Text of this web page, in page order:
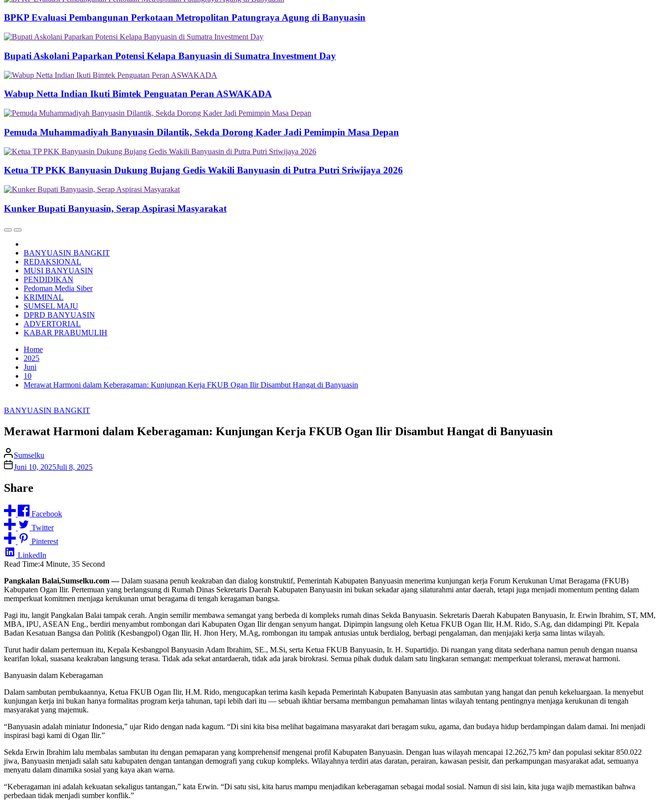
BPKP Evaluasi Pembangunan Perkotaan Metropolitan Patungraya Agung di Banyuasin
Bupati Askolani Paparkan Potensi Kelapa Banyuasin di Sumatra Investment Day
Wabup Netta Indian Ikuti Bimtek Penguatan Peran ASWAKADA
Pemuda Muhammadiyah Banyuasin Dilantik, Sekda Dorong Kader Jadi Pemimpin Masa Depan
Ketua TP PKK Banyuasin Dukung Bujang Gedis Wakili Banyuasin di Putra Putri Sriwijaya 2026
Kunker Bupati Banyuasin, Serap Aspirasi Masyarakat
BANYUASIN BANGKIT
REDAKSIONAL
MUSI BANYUASIN
PENDIDIKAN
Pedoman Media Siber
KRIMINAL
SUMSEL MAJU
DPRD BANYUASIN
ADVERTORIAL
KABAR PRABUMULIH
Home
2025
Juni
10
Merawat Harmoni dalam Keberagaman: Kunjungan Kerja FKUB Ogan Ilir Disambut Hangat di Banyuasin
BANYUASIN BANGKIT
Merawat Harmoni dalam Keberagaman: Kunjungan Kerja FKUB Ogan Ilir Disambut Hangat di Banyuasin
Sumselku
Juni 10, 2025Juli 8, 2025
Share
Facebook
Twitter
Pinterest
LinkedIn
Read Time:4 Minute, 35 Second
Pangkalan Balai,Sumselku.com —Dalam suasana penuh keakraban dan dialog konstruktif, Pemerintah Kabupaten Banyuasin menerima kunjungan kerja Forum Kerukunan Umat Beragama (FKUB)
Kabupaten Ogan Ilir. Pertemuan yang berlangsung di Rumah Dinas Sekretaris Daerah Kabupaten Banyuasin ini bukan sekadar ajang silaturahmi antar daerah, tetapi juga menjadi momentum penting dalam
memperkuat komitmen menjaga kerukunan umat beragama di tengah keragaman bangsa.
Pagi itu, langit Pangkalan Balai tampak cerah. Angin semilir membawa semangat yang berbeda di kompleks rumah dinas Sekda Banyuasin. Sekretaris Daerah Kabupaten Banyuasin, Ir. Erwin Ibrahim, ST, MM,
MBA, IPU, ASEAN Eng., berdiri menyambut rombongan dari Kabupaten Ogan Ilir dengan senyum hangat. Dipimpin langsung oleh Ketua FKUB Ogan Ilir, H.M. Rido, S.Ag, dan didampingi Plt. Kepala
Badan Kesatuan Bangsa dan Politik (Kesbangpol) Ogan Ilir, H. Jhon Hery, M.Ag, rombongan itu tampak antusias untuk berdialog, berbagi pengalaman, dan menjajaki kerja sama lintas wilayah.
Turut hadir dalam pertemuan itu, Kepala Kesbangpol Banyuasin Adam Ibrahim, SE., M.Si, serta Ketua FKUB Banyuasin, Ir. H. Supartidjo. Di ruangan yang ditata sederhana namun penuh dengan nuansa
kearifan lokal, suasana keakraban langsung terasa. Tidak ada sekat antardaerah, tidak ada jarak birokrasi. Semua pihak duduk dalam satu lingkaran semangat: memperkuat toleransi, merawat harmoni.
Banyuasin dalam Keberagaman
Dalam sambutan pembukaannya, Ketua FKUB Ogan Ilir, H.M. Rido, mengucapkan terima kasih kepada Pemerintah Kabupaten Banyuasin atas sambutan yang hangat dan penuh kekeluargaan. Ia menyebut
kunjungan kerja ini bukan hanya formalitas program kerja tahunan, tapi lebih dari itu — sebuah ikhtiar bersama membangun pemahaman lintas wilayah tentang pentingnya menjaga kerukunan di tengah
masyarakat yang majemuk.
“Banyuasin adalah miniatur Indonesia,” ujar Rido dengan nada kagum. “Di sini kita bisa melihat bagaimana masyarakat dari beragam suku, agama, dan budaya hidup berdampingan dalam damai. Ini menjadi
inspirasi bagi kami di Ogan Ilir.”
Sekda Erwin Ibrahim lalu membalas sambutan itu dengan pemaparan yang komprehensif mengenai profil Kabupaten Banyuasin. Dengan luas wilayah mencapai 12.262,75 km² dan populasi sekitar 850.022
jiwa, Banyuasin menjadi salah satu kabupaten dengan tantangan demografi yang cukup kompleks. Wilayahnya terdiri atas daratan, perairan, kawasan pesisir, dan perkampungan masyarakat adat, semuanya
menyatu dalam dinamika sosial yang kaya akan warna.
“Keberagaman ini adalah kekuatan sekaligus tantangan,” kata Erwin. “Di satu sisi, kita harus mampu menjadikan keberagaman sebagai modal sosial. Namun di sisi lain, kita juga wajib memastikan bahwa
perbedaan tidak menjadi sumber konflik.”